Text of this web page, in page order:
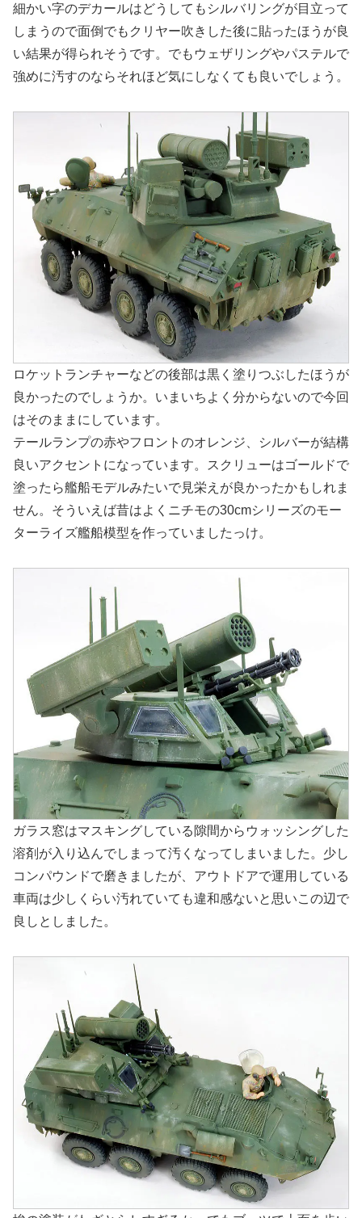
細かい字のデカールはどうしてもシルバリングが目立って
しまうので面倒でもクリヤー吹きした後に貼ったほうが良
い結果が得られそうです。でもウェザリングやパステルで
強めに汚すのならそれほど気にしなくても良いでしょう。
ロケットランチャーなどの後部は黒く塗りつぶしたほうが
良かったのでしょうか。いまいちよく分からないので今回
はそのままにしています。
テールランプの赤やフロントのオレンジ、シルバーが結構
良いアクセントになっています。スクリューはゴールドで
塗ったら艦船モデルみたいで見栄えが良かったかもしれま
せん。そういえば昔はよくニチモの30cmシリーズのモー
ターライズ艦船模型を作っていましたっけ。
ガラス窓はマスキングしている隙間からウォッシングした
溶剤が入り込んでしまって汚くなってしまいました。少し
コンパウンドで磨きましたが、アウトドアで運用している
車両は少しくらい汚れていても違和感ないと思いこの辺で
良しとしました。